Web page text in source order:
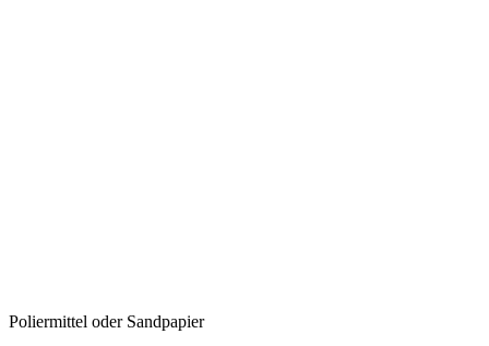
Poliermittel oder Sandpapier